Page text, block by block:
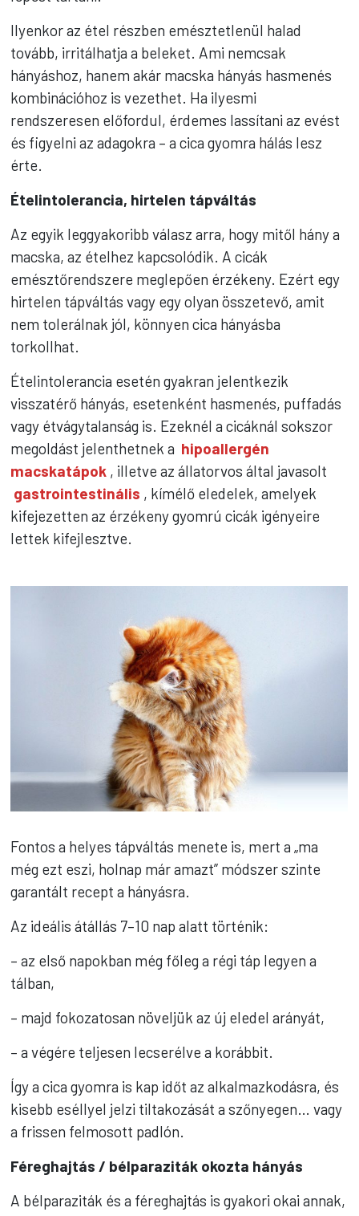
Ilyenkor az étel részben emésztetlenül halad
tovább, irritálhatja a beleket. Ami nemcsak
hányáshoz, hanem akár macska hányás hasmenés
kombinációhoz is vezethet. Ha ilyesmi
rendszeresen előfordul, érdemes lassítani az evést
és figyelni az adagokra – a cica gyomra hálás lesz
érte.
Ételintolerancia, hirtelen tápváltás
Az egyik leggyakoribb válasz arra, hogy mitől hány a
macska, az ételhez kapcsolódik. A cicák
emésztőrendszere meglepően érzékeny. Ezért egy
hirtelen tápváltás vagy egy olyan összetevő, amit
nem tolerálnak jól, könnyen cica hányásba
torkollhat.
Ételintolerancia esetén gyakran jelentkezik
visszatérő hányás, esetenként hasmenés, puffadás
vagy étvágytalanság is. Ezeknél a cicáknál sokszor
megoldást jelenthetnek a hipoallergén
macskatápok , illetve az állatorvos által javasolt
gastrointestinális , kímélő eledelek, amelyek
kifejezetten az érzékeny gyomrú cicák igényeire
lettek kifejlesztve.
Fontos a helyes tápváltás menete is, mert a „ma
még ezt eszi, holnap már amazt” módszer szinte
garantált recept a hányásra.
Az ideális átállás 7–10 nap alatt történik:
– az első napokban még főleg a régi táp legyen a
tálban,
– majd fokozatosan növeljük az új eledel arányát,
– a végére teljesen lecserélve a korábbit.
Így a cica gyomra is kap időt az alkalmazkodásra, és
kisebb eséllyel jelzi tiltakozását a szőnyegen… vagy
a frissen felmosott padlón.
Féreghajtás / bélparaziták okozta hányás
A bélparaziták és a féreghajtás is gyakori okai annak,